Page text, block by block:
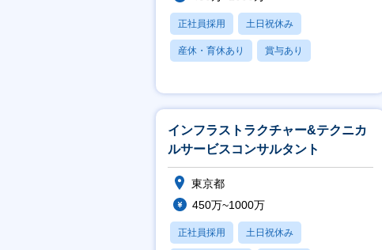
正社員採用 土日祝休み
産休・育休あり 賞与あり
インフラストラクチャー&テクニカ
ルサービスコンサルタント
東京都
450万~1000万
正社員採用 土日祝休み